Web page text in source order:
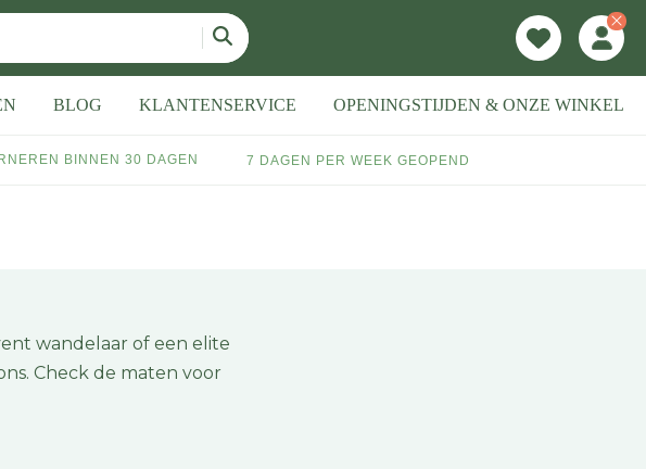
BLOG KLANTENSERVICE OPENINGSTIJDEN & ONZE WINKEL
BINNEN 30 DAGEN 7 DAGEN PER WEEK GEOPEND
wandelaar of een elite
Check de maten voor